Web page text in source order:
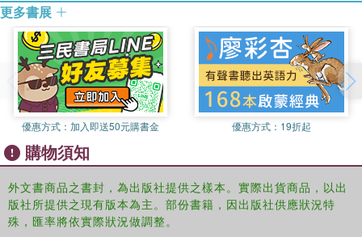
更多書展
優惠方式： 加入即送50元購書金 優惠方式： 19折起
購物須知
外文書商品之書封，為出版社提供之樣本。實際出貨商品，以出
版社所提供之現有版本為主。部份書籍，因出版社供應狀況特
殊，匯率將依實際狀況做調整。